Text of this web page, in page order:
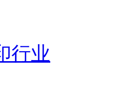
行业